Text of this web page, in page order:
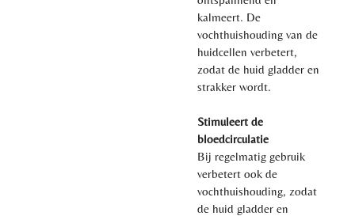
kalmeert. De
vochthuishouding van de
huidcellen verbetert,
zodat de huid gladder en
strakker wordt.
Stimuleert de
bloedcirculatie
Bij regelmatig gebruik
verbetert ook de
vochthuishouding, zodat
de huid gladder en